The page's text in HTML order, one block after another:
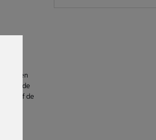
en
op in de
of de